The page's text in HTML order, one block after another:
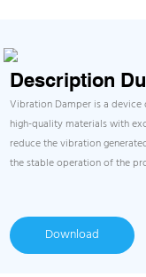
Description
Vibration Damper is a
high-quality materials with
reduce the vibration
the stable operation of the
Download